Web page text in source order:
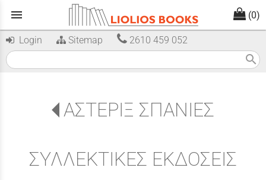
menu (0)
Login Sitemap 2610 459 052
search
ΑΣΤΕΡΙΞ ΣΠΑΝΙΕΣ
ΣΥΛΛΕΚΤΙΚΕΣ ΕΚΔΟΣΕΙΣ